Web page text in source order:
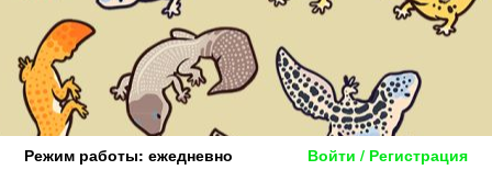
SkipРежим работы: ежедневно
Войти / Регистрация